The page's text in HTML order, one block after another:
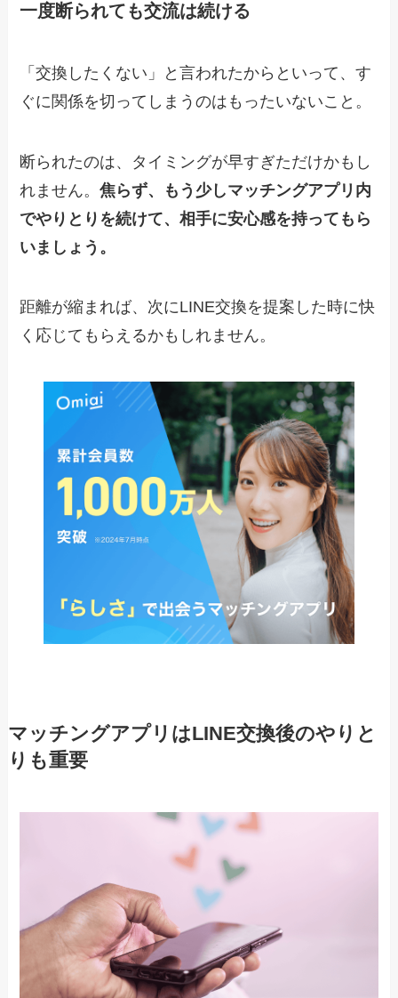
一度断られても交流は続ける
「交換したくない」と言われたからといって、す
ぐに関係を切ってしまうのはもったいないこと。
断られたのは、タイミングが早すぎただけかもし
れません。焦らず、もう少しマッチングアプリ内
でやりとりを続けて、相手に安心感を持ってもら
いましょう。
距離が縮まれば、次にLINE交換を提案した時に快
く応じてもらえるかもしれません。
マッチングアプリはLINE交換後のやりと
りも重要